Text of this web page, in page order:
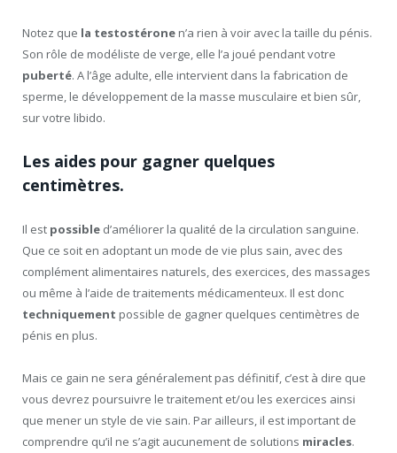
Notez que la testostérone n’a rien à voir avec la taille du pénis.
Son rôle de modéliste de verge, elle l’a joué pendant votre
puberté. A l’âge adulte, elle intervient dans la fabrication de
sperme, le développement de la masse musculaire et bien sûr,
sur votre libido.
Les aides pour gagner quelques
centimètres.
Il est possible d’améliorer la qualité de la circulation sanguine.
Que ce soit en adoptant un mode de vie plus sain, avec des
complément alimentaires naturels, des exercices, des massages
ou même à l’aide de traitements médicamenteux. Il est donc
techniquement possible de gagner quelques centimètres de
pénis en plus.
Mais ce gain ne sera généralement pas définitif, c’est à dire que
vous devrez poursuivre le traitement et/ou les exercices ainsi
que mener un style de vie sain. Par ailleurs, il est important de
comprendre qu’il ne s’agit aucunement de solutions miracles.